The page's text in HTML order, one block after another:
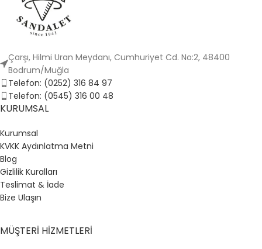
Çarşı, Hilmi Uran Meydanı, Cumhuriyet Cd. No:2, 48400
Bodrum/Muğla
Telefon: (0252) 316 84 97
Telefon: (0545) 316 00 48
KURUMSAL
Kurumsal
KVKK Aydınlatma Metni
Blog
Gizlilik Kuralları
Teslimat & İade
Bize Ulaşın
MÜŞTERI HIZMETLERI